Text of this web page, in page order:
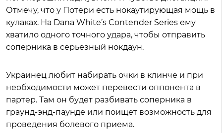
Отмечу, что у Потери есть нокаутирующая мощь в
кулаках. На Dana White’s Contender Series ему
хватило одного точного удара, чтобы отправить
соперника в серьезный нокдаун.
Украинец любит набирать очки в клинче и при
необходимости может перевести оппонента в
партер. Там он будет разбивать соперника в
граунд-энд-паунде или поищет возможность для
проведения болевого приема.